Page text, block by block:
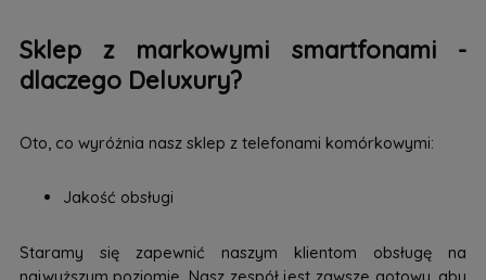
Sklep z markowymi smartfonami -
dlaczego Deluxury?
Oto, co wyróżnia nasz sklep z telefonami komórkowymi:
Jakość obsługi
Staramy się zapewnić naszym klientom obsługę na
najwyższym poziomie. Nasz zespół jest zawsze gotowy, aby